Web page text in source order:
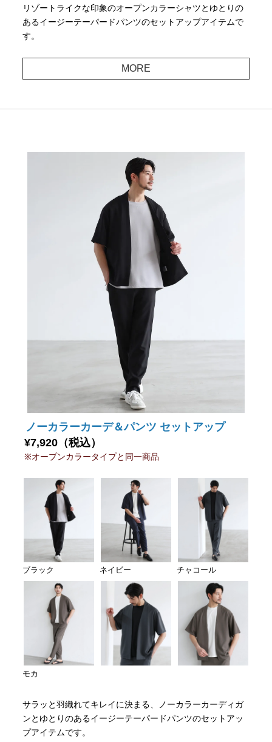
リゾートライクな印象のオープンカラーシャツとゆとりの
あるイージーテーパードパンツのセットアップアイテムで
す。
MORE
ノーカラーカーデ＆パンツ セットアップ
¥7,920（税込）
※オープンカラータイプと同一商品
ブラック ネイビー チャコール
モカ
サラッと羽織れてキレイに決まる、ノーカラーカーディガ
ンとゆとりのあるイージーテーパードパンツのセットアッ
プアイテムです。